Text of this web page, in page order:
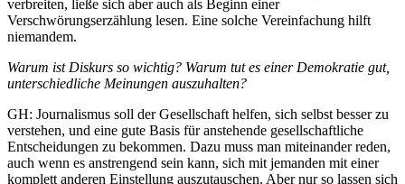
verbreiten, ließe sich aber auch als Beginn einer
Verschwörungserzählung lesen. Eine solche Vereinfachung hilft
niemandem.
Warum ist Diskurs so wichtig? Warum tut es einer Demokratie gut,
unterschiedliche Meinungen auszuhalten?
GH: Journalismus soll der Gesellschaft helfen, sich selbst besser zu
verstehen, und eine gute Basis für anstehende gesellschaftliche
Entscheidungen zu bekommen. Dazu muss man miteinander reden,
auch wenn es anstrengend sein kann, sich mit jemanden mit einer
komplett anderen Einstellung auszutauschen. Aber nur so lassen sich